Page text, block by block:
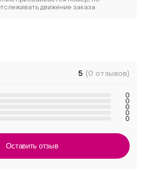
движение заказа.
5 (0 отзывов)
0
0
0
0
0
Оставить отзыв